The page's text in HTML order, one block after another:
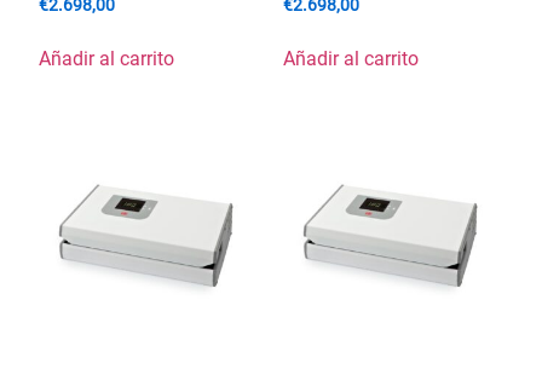
€2.698,00
Añadir al carrito
€2.698,00
Añadir al carrito